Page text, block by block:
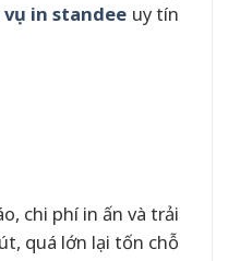
vụ in standee uy tín
chi phí in ấn và trải
quá lớn lại tốn chỗ